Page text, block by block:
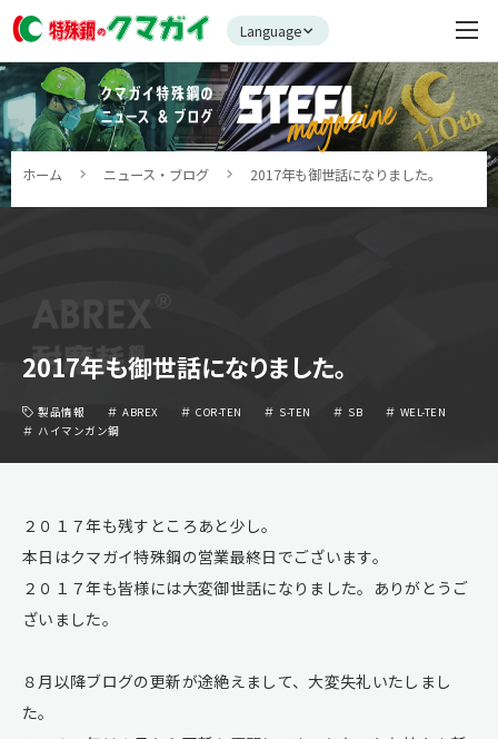
Language
ホーム ニュース・ブログ 2017年も御世話になりました。
2017年も御世話になりました。
製品情報 ABREX COR-TEN S-TEN SB
WEL-TEN
ハイマンガン鋼
２０１７年も残すところあと少し。
本日はクマガイ特殊鋼の営業最終日でございます。
２０１７年も皆様には大変御世話になりました。ありがとうご
ざいました。
８月以降ブログの更新が途絶えまして、大変失礼いたしまし
た。